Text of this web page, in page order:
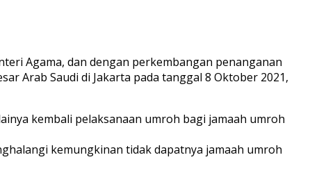
Agama, dan dengan perkembangan penanganan
Arab Saudi di Jakarta pada tanggal 8 Oktober 2021,
kembali pelaksanaan umroh bagi jamaah umroh
kemungkinan tidak dapatnya jamaah umroh